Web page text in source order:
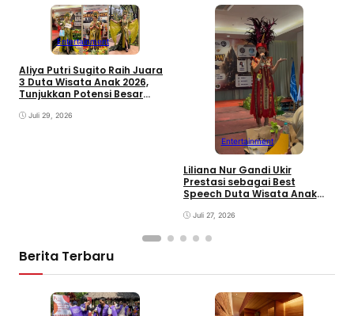
Entertainment
Aliya Putri Sugito Raih Juara
3 Duta Wisata Anak 2026,
Tunjukkan Potensi Besar
Indonesia
Juli 29, 2026
Entertainment
Liliana Nur Gandi Ukir
Prestasi sebagai Best
Speech Duta Wisata Anak
Muda
Juli 27, 2026
Berita Terbaru